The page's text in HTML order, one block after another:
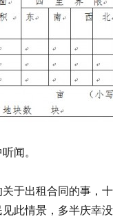
闻。
于出租合同的事，
此情景，多半庆幸